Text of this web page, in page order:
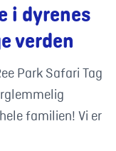
i dyrenes
verden
Park Safari Tag
familien! Vi er